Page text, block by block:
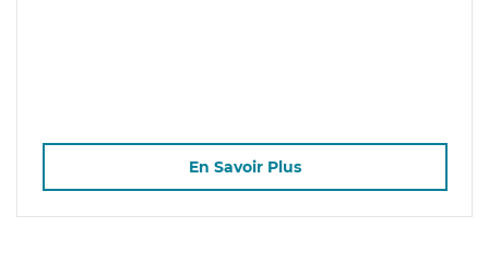
En Savoir Plus